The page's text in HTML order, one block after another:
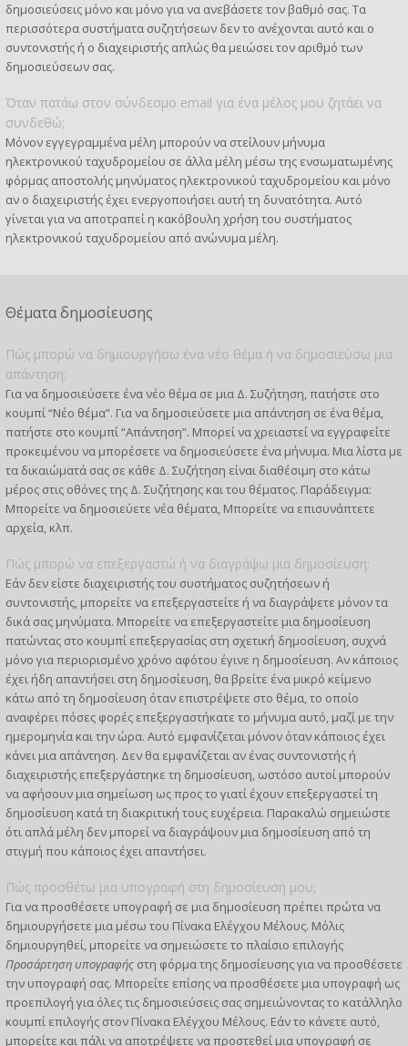
δημοσιεύσεις μόνο και μόνο για να ανεβάσετε τον βαθμό σας. Τα
περισσότερα συστήματα συζητήσεων δεν το ανέχονται αυτό και ο
συντονιστής ή ο διαχειριστής απλώς θα μειώσει τον αριθμό των
δημοσιεύσεων σας.
Όταν πατάω στον σύνδεσμο email για ένα μέλος μου ζητάει να
συνδεθώ;
Μόνον εγγεγραμμένα μέλη μπορούν να στείλουν μήνυμα
ηλεκτρονικού ταχυδρομείου σε άλλα μέλη μέσω της ενσωματωμένης
φόρμας αποστολής μηνύματος ηλεκτρονικού ταχυδρομείου και μόνο
αν ο διαχειριστής έχει ενεργοποιήσει αυτή τη δυνατότητα. Αυτό
γίνεται για να αποτραπεί η κακόβουλη χρήση του συστήματος
ηλεκτρονικού ταχυδρομείου από ανώνυμα μέλη.
Θέματα δημοσίευσης
Πώς μπορώ να δημιουργήσω ένα νέο θέμα ή να δημοσιεύσω μια
απάντηση;
Για να δημοσιεύσετε ένα νέο θέμα σε μια Δ. Συζήτηση, πατήστε στο
κουμπί “Νέο θέμα”. Για να δημοσιεύσετε μια απάντηση σε ένα θέμα,
πατήστε στο κουμπί “Απάντηση”. Μπορεί να χρειαστεί να εγγραφείτε
προκειμένου να μπορέσετε να δημοσιεύσετε ένα μήνυμα. Μια λίστα με
τα δικαιώματά σας σε κάθε Δ. Συζήτηση είναι διαθέσιμη στο κάτω
μέρος στις οθόνες της Δ. Συζήτησης και του θέματος. Παράδειγμα:
Μπορείτε να δημοσιεύετε νέα θέματα, Μπορείτε να επισυνάπτετε
αρχεία, κλπ.
Πώς μπορώ να επεξεργαστώ ή να διαγράψω μια δημοσίευση;
Εάν δεν είστε διαχειριστής του συστήματος συζητήσεων ή
συντονιστής, μπορείτε να επεξεργαστείτε ή να διαγράψετε μόνον τα
δικά σας μηνύματα. Μπορείτε να επεξεργαστείτε μια δημοσίευση
πατώντας στο κουμπί επεξεργασίας στη σχετική δημοσίευση, συχνά
μόνο για περιορισμένο χρόνο αφότου έγινε η δημοσίευση. Αν κάποιος
έχει ήδη απαντήσει στη δημοσίευση, θα βρείτε ένα μικρό κείμενο
κάτω από τη δημοσίευση όταν επιστρέψετε στο θέμα, το οποίο
αναφέρει πόσες φορές επεξεργαστήκατε το μήνυμα αυτό, μαζί με την
ημερομηνία και την ώρα. Αυτό εμφανίζεται μόνον όταν κάποιος έχει
κάνει μια απάντηση. Δεν θα εμφανίζεται αν ένας συντονιστής ή
διαχειριστής επεξεργάστηκε τη δημοσίευση, ωστόσο αυτοί μπορούν
να αφήσουν μια σημείωση ως προς το γιατί έχουν επεξεργαστεί τη
δημοσίευση κατά τη διακριτική τους ευχέρεια. Παρακαλώ σημειώστε
ότι απλά μέλη δεν μπορεί να διαγράψουν μια δημοσίευση από τη
στιγμή που κάποιος έχει απαντήσει.
Πώς προσθέτω μια υπογραφή στη δημοσίευση μου;
Για να προσθέσετε υπογραφή σε μια δημοσίευση πρέπει πρώτα να
δημιουργήσετε μια μέσω του Πίνακα Ελέγχου Μέλους. Μόλις
δημιουργηθεί, μπορείτε να σημειώσετε το πλαίσιο επιλογής
Προσάρτηση υπογραφής στη φόρμα της δημοσίευσης για να προσθέσετε
την υπογραφή σας. Μπορείτε επίσης να προσθέσετε μια υπογραφή ως
προεπιλογή για όλες τις δημοσιεύσεις σας σημειώνοντας το κατάλληλο
κουμπί επιλογής στον Πίνακα Ελέγχου Μέλους. Εάν το κάνετε αυτό,
μπορείτε και πάλι να αποτρέψετε να προστεθεί μια υπογραφή σε